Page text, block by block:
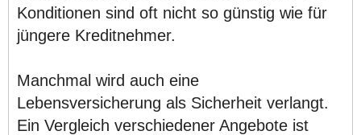
Konditionen sind oft nicht so günstig wie für
jüngere Kreditnehmer.
Manchmal wird auch eine
Lebensversicherung als Sicherheit verlangt.
Ein Vergleich verschiedener Angebote ist